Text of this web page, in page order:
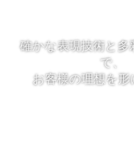
確かな表現技術と多
で、
お客様の理想を形